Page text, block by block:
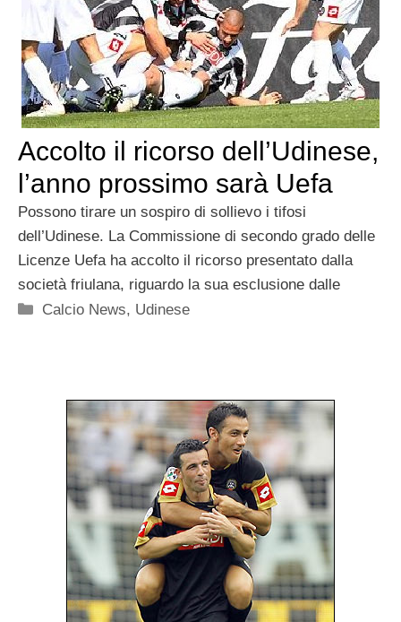
Accolto il ricorso dell’Udinese,
l’anno prossimo sarà Uefa
Possono tirare un sospiro di sollievo i tifosi
dell’Udinese. La Commissione di secondo grado delle
Licenze Uefa ha accolto il ricorso presentato dalla
società friulana, riguardo la sua esclusione dalle
Categorie
Calcio News, Udinese